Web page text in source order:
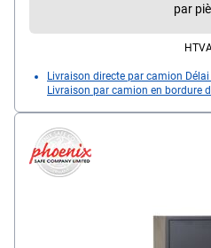
par
Livraison directe par camion
Livraison par camion en bordure